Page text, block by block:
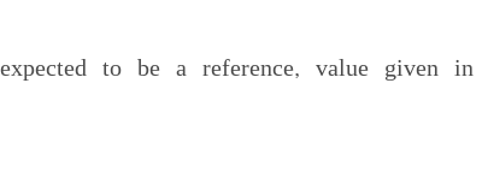
expected to be a reference, value given in